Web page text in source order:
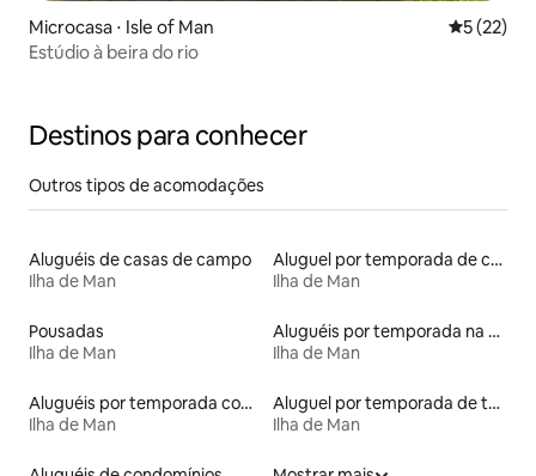
Microcasa ⋅ Isle of Man 5 de uma
5 (22)
Estúdio à beira do rio
Destinos para conhecer
Outros tipos de acomodações
Aluguéis de casas de campo
Ilha de Man
Aluguel por temporada de casas de hóspedes
Ilha de Man
Pousadas
Ilha de Man
Aluguéis por temporada na orla
Ilha de Man
Aluguéis por temporada com acesso à praia
Ilha de Man
Aluguel por temporada de townhouses
Ilha de Man